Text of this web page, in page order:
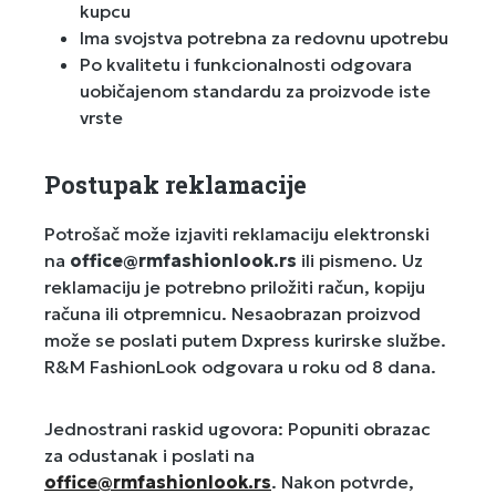
kupcu
Ima svojstva potrebna za redovnu upotrebu
Po kvalitetu i funkcionalnosti odgovara
uobičajenom standardu za proizvode iste
vrste
Postupak reklamacije
Potrošač može izjaviti reklamaciju elektronski
na office@rmfashionlook.rs ili pismeno. Uz
reklamaciju je potrebno priložiti račun, kopiju
računa ili otpremnicu. Nesaobrazan proizvod
može se poslati putem Dxpress kurirske službe.
R&M FashionLook odgovara u roku od 8 dana.
Jednostrani raskid ugovora: Popuniti obrazac
za odustanak i poslati na
office@rmfashionlook.rs. Nakon potvrde,